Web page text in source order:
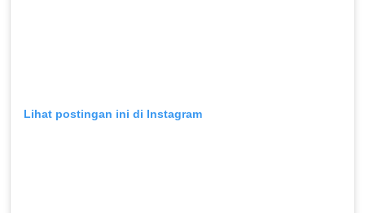
Lihat postingan ini di Instagram